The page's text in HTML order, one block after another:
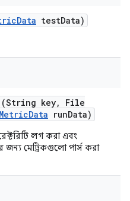
Data testData)
(String key,
File
MetricData runData)
লগ করা এবং
জন্য মেট্রিকগুলো পার্স করা